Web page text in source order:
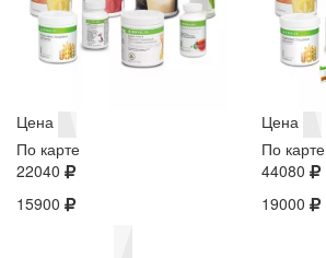
Цена
По карте
22040
15900
Цена
По карте
44080
19000